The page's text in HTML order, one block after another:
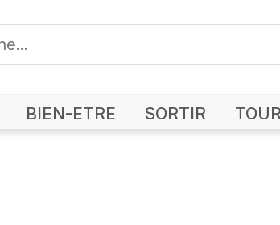
BIEN-ETRE SORTIR